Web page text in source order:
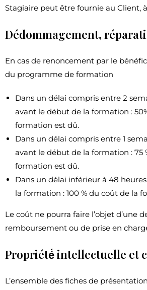
Stagiaire peut être fournie au Client,
Dédommagement,
En cas de renoncement par le
du programme de formation
Dans un délai compris entre 2
avant le début de la formation :
formation est dû.
Dans un délai compris entre 1
avant le début de la formation : 75
formation est dû.
Dans un délai inférieur à 48
la formation : 100 % du coût de la
Le coût ne pourra faire l’objet d’une
remboursement ou de prise en
Propriété́ intellectuelle et
L’ensemble des fiches de